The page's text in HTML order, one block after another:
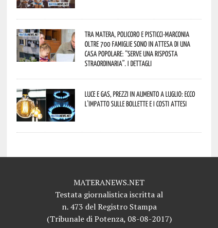
Tra Matera, Policoro e Pisticci-Marconia
oltre 700 famiglie sono in attesa di una
casa popolare: “serve una risposta
straordinaria”. I dettagli
Luce e gas, prezzi in aumento a luglio: ecco
l’impatto sulle bollette e i costi attesi
MATERANEWS.NET
Testata giornalistica iscritta al
n. 473 del Registro Stampa
(Tribunale di Potenza, 08-08-2017)